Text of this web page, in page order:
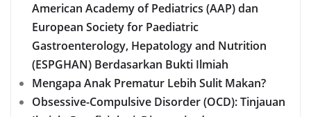
American Academy of Pediatrics (AAP) dan
European Society for Paediatric
Gastroenterology, Hepatology and Nutrition
(ESPGHAN) Berdasarkan Bukti Ilmiah
Mengapa Anak Prematur Lebih Sulit Makan?
Obsessive-Compulsive Disorder (OCD): Tinjauan